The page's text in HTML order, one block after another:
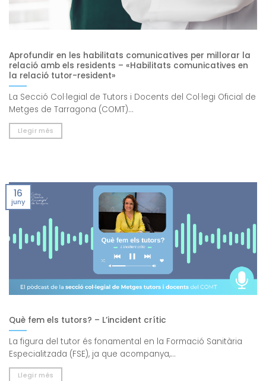
Aprofundir en les habilitats comunicatives per millorar la
relació amb els residents – «Habilitats comunicatives en
la relació tutor-resident»
La Secció Col·legial de Tutors i Docents del Col·legi Oficial de
Metges de Tarragona (COMT)...
Llegir més
Què fem els tutors? – L’incident crític
La figura del tutor és fonamental en la Formació Sanitària
Especialitzada (FSE), ja que acompanya,...
Llegir més
16
juny